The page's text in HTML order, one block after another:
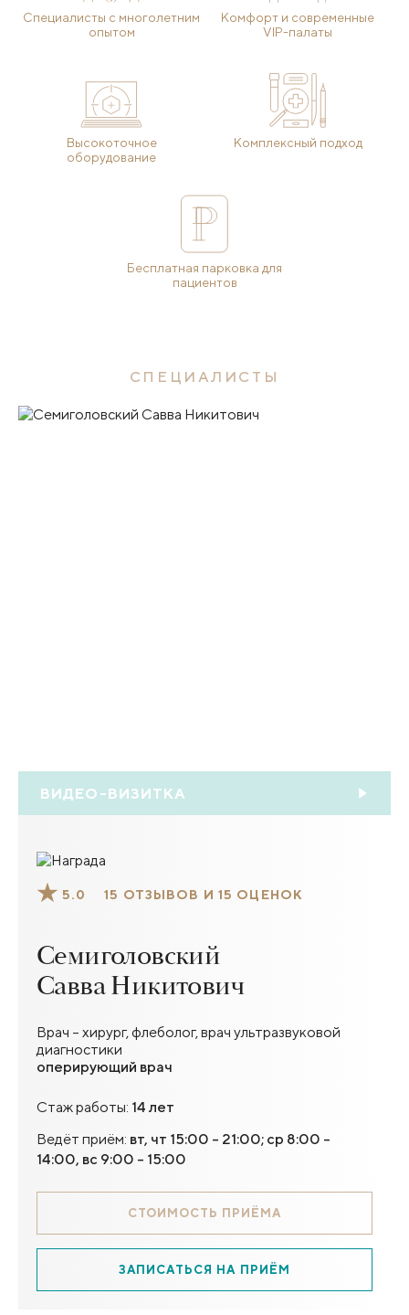
Специалисты с многолетним
опытом
Комфорт и современные
VIP-палаты
Высокоточное
оборудование
Комплексный подход
Бесплатная парковка для
пациентов
СПЕЦИАЛИСТЫ
ВИДЕО-ВИЗИТКА
5.0 15 ОТЗЫВОВ И 15 ОЦЕНОК
Семиголовский
Савва Никитович
Врач – хирург, флеболог, врач ультразвуковой
диагностики
оперирующий врач
Стаж работы: 14 лет
Ведёт приём: вт, чт 15:00 - 21:00; ср 8:00 -
14:00, вс 9:00 - 15:00
СТОИМОСТЬ ПРИЁМА
ЗАПИСАТЬСЯ НА ПРИЁМ